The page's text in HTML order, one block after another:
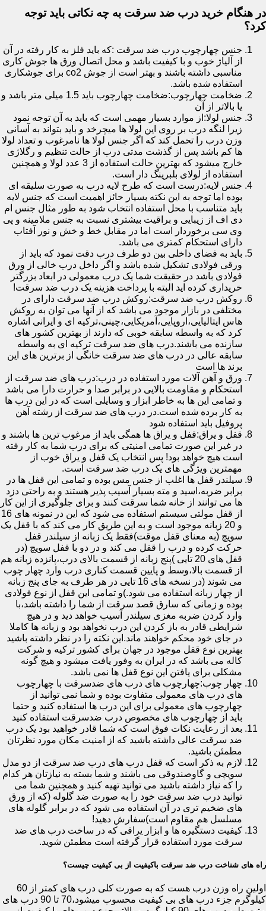
در هنگام خرید درب ضد سرقت به چه نکاتی باید توجه
کرد؟
جنس چهارچوب درب ضد سرقت :که باید فلز به کار رفته در آن
از آلیاژ خوب و با کیفیت باشد و محل اتصال ورق ها جوش کاری
مناسبی داشته باشند و بهتر است از جوش co2 برای جوشکاری
استفاده شده باشد.
ضخامت چهارچوب:ضخامت چهارچوب باید 1.5 میلی متر باشد و
یا بالاتر از آن
جنس لولا:از موارد بسیار مهمی است که باید به آن توجه نمود
زیرا لنگه درب بر روی این لولا ها میچرخد و باید بتواند به آسانی
وزن درب را تحمل کند که اگر جنس لولا ها نامرغوب و تعداد لولا
ها کم باشد پس از گذشت مدتی درب از حالت تنظیم و رگلاژی
خارج میشود که بهترین حالت استفاده از 3 عدد لولا و همچنین
استفاده از لولای بلبرینگ دار است.
جنس لایه:درست است که طرح لایه درب به صورت سلیقه ای
بوده اما توجه به این نکته بسیار حائز اهمیت است که جنس لایه
باید متناسب با محل استفاده انتخاب شود به طور مثال جنس ام
دی اف از زیبایی و براقیت بیشتری نسبت به جنس ملامینه و پی
وی سی برخوردار است اما در مقابل خط و خش و نور آفتاب
دارای استحکام کمتری می باشد.
باید به فضای داخلی بین دو طرف درب دقت نمود که باید از
ورقی فولادی تشکیل شده باشد و اگر داخل درب خالی از ورق
فولادی باشد در حقیقت شما یک درب معمولی در ابعاد بزرگتر
خریداری کرده اید البته با پرداخت هزینه یک درب ضد سرقت!
روکش درب ضد سرقت:روکش درب ضد سرقت دارای در
مختلفی در بازار موجود می باشد که از آنها می توان به روکش
هاس ایتالیایی،اروپایی،آمریکایی،چینی،ترکیه ای و ایرانی اشاره
کرد که به واسطه سابقه خوبی که دارند از بهترین کشور های
سازنده می باشند.درب های ضد سرقت ترکیه ای به واسطه
سابقه عالی در درب های ضد سرقت خانگی از برترین های این
برند ها است
ورق و آهن آلات مورد استفاده در درب:درب های ضد سرقت از
استحکام و مقاومت بالایی در برابر صدا و حرارت دارا می باشد
و تمامی این ها به خاطر ابزار و وسایلی است که در این درب ها
به کار برده شده است.در درب های ضد سرقت از رشته آهن
پروفیل باید استفاده شود
قفل و یراق:قفل و یراق ها همگی باید از مرغوب ترین ها باشند و
در غیر این صورت تمامی امنیتی که برای درب شما به کار رفته
است هیچ خواهد بود! پس انتخاب یک قفل و یراق خوب از
مهمترین ویژگی های یک درب ضد سرقت است.
سیلندر قفل ها اغلب از جنس مس بوده و تمامی این قفل ها در
برابر ضربه،اسید و مته بسیار آسیب پذیر هستند و به راحتی دزد
ها می توانند از خانه شما سرقت کنند و برای جلوگیری از این کار
از قفل مولتی سیستم استفاده می شود که این در نمونه های 16
و 20 زبانه موجود است و به این طریق کار می کند که با قفل یک
سویچ (به معنای قفل موقت)فقط یک زبانه از سیلندر قفل
حرکت کرده و درب را قفل می کند و در دو با قفل سویچ (در
قفل های 20 تایی )پنج زبانه از قسمت بالای درب،پانزده زبانه هم
از قسمت بالا،وسط و پایین قسمت کناری درب وارد چهار چوب
می شوند (در نسخه های 16 تایی در هر طرف به جای پنج زبانه
از چهار زبانه استفاده می شود.)و تمامی این قفل از نوع فولادی
بوده و زمانی که سارق قصد سرقت از شما را داشته باشد،با
وارد کردن ضربه مغزی سیلندر آسیب خواهد دید و در هیچ
شرایطی قادر به باز کردن این درب نخواهد بود و زبانه ها کاملا
در جای خود محکم خواهند ماند.این نکته را در نظر داشته باشید
بهترین نوع قفل موجود در جهان برای کشور ترکیه و شرکت
کاله می باشد که در ایران به وفور یافت میشود و هیچ گونه
مشکلی برای یافتن این نوع قفل ها نمی باشد.
چهار چوب:چهارچوب های درب های ضدسرقت با چهارچوب
های درب های معمولی متفاوت بوده و شما نمی توانید از
چهارچوب های معمولی برای این درب ها استفاده کنید و حتما
باید از چهارچوب های مخصوص درب ضدسرقت استفاده کنید
بعد از رعایت نکات فوق است که شما قادر خواهید بود یک درب
ضد سرقت عالی داشته باشید که از امنیت مکان مورد نظرتان
مطمئن باشید.
لازم به ذکر است که قفل درب های درب ضد سرقت از دو مدل
سویچی و گاوصندوقی می باشند و شما بسته به نیازتان هر کدام
را که نیاز داشته باشید می توانید تهیه کنید و همچنین شما می
توانید درب ضد سرقت خود را به صورت ضد گلوله (که از ورق
های ضخیم تری در آن استفاده می شود که در برابر گلوله های
مسلسل هم مقاوم است)سفارش دهید!
کیفیت دستگیره ها و ابزار یراقی که در ساخت درب های ضد
سرقت مورد استفاده قرار گرفته است مطمئن شوید.
راه های شناخت درب ضد سرقت باکیفیت از بی کیفیت چیست؟
اولین راه وزن درب هست که به صورت کلی درب های کمتر از 60
کیلوگرم جزء درب های بی کیفیت محسوب میشود،70 تا 90 درب های